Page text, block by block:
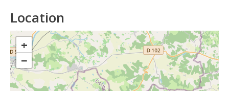
Location
+
−